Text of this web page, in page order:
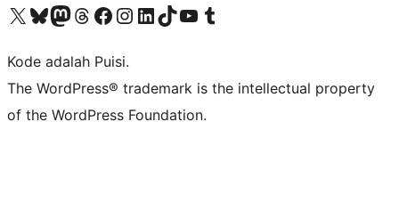
Kunjungi akun X (sebelumnya Twitter) kamiVisit our Bluesky account
Kunjungi akun Mastodon kami
Visit our Threads account
Kunjungi halaman Facebook kamiKunjungi akun Instagram kamiKunjungi akun LinkedIn kami
Visit our TikTok account
Kunjungi channel YouTube kamiVisit our Tumblr account
Kode adalah Puisi.
The WordPress® trademark is the intellectual property
of the WordPress Foundation.